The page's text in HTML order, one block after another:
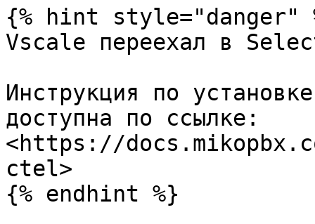
{% hint style="danger"
Vscale переехал в
Инструкция по
доступна по ссылке:
<https://
ctel>
{% endhint %}